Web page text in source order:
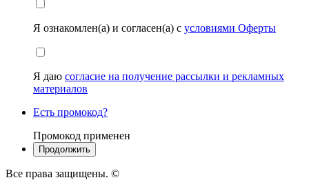
Я ознакомлен(а) и согласен(а) с условиями Оферты
Я даю согласие на получение рассылки и рекламных
материалов
Есть промокод?
Промокод применен
Все права защищены. ©